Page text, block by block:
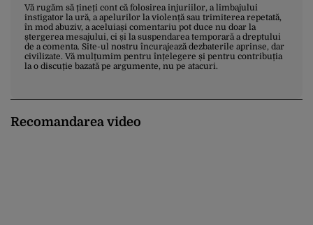
Vă rugăm să țineți cont că folosirea injuriilor, a limbajului
instigator la ură, a apelurilor la violență sau trimiterea repetată,
în mod abuziv, a aceluiași comentariu pot duce nu doar la
ștergerea mesajului, ci și la suspendarea temporară a dreptului
de a comenta. Site-ul nostru încurajează dezbaterile aprinse, dar
civilizate. Vă mulțumim pentru înțelegere și pentru contribuția
la o discuție bazată pe argumente, nu pe atacuri.
Recomandarea video